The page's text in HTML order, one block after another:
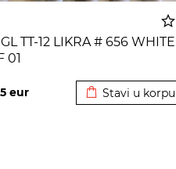
TT-12 LIKRA # 656 WHITE
01
eur Stavi u korpu